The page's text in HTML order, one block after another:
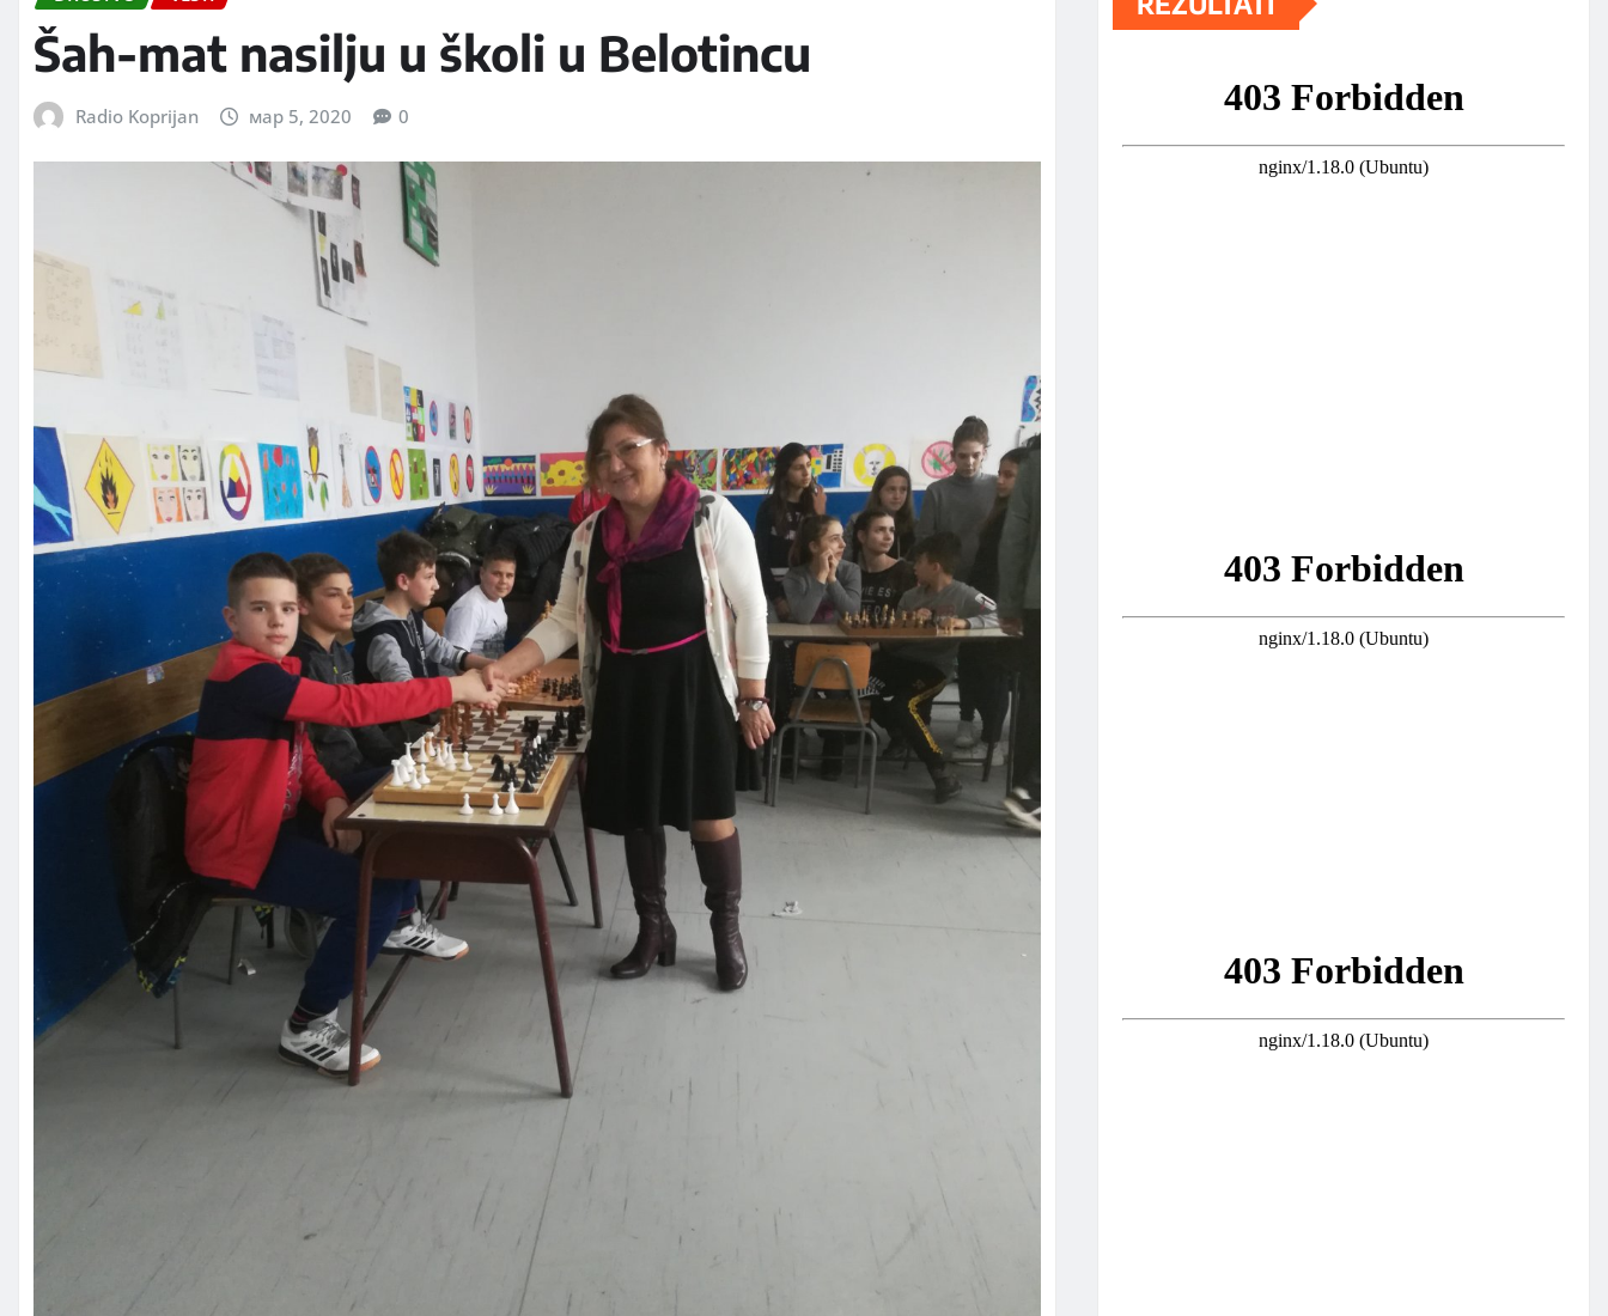
Šah-mat nasilju u školi u Belotincu
Radio Koprijan мар 5, 2020 0